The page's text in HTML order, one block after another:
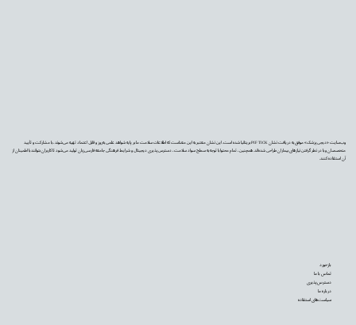
وب‌سایت «دیجی‌پزشک» موفق به دریافت نشان PIF TICK بریتانیا شده است. این نشان معتبر به این معناست که اطلاعات سلامت ما بر پایه شواهد علمی به‌روز و قابل اعتماد تهیه می‌شوند، با مشارکت و تأیید
متخصصان و با در نظر گرفتن نیازهای بیماران طراحی شده‌اند. همچنین، تمام محتوا با توجه به سطح سواد سلامت، دسترس‌پذیری دیجیتال و شرایط فرهنگی جامعه فارسی‌زبان تولید می‌شود تا کاربران بتوانند با اطمینان از
آن استفاده کنند.
بازخورد
تماس با ما
دسترس‌پذیری
درباره ما
سیاست‌های استفاده